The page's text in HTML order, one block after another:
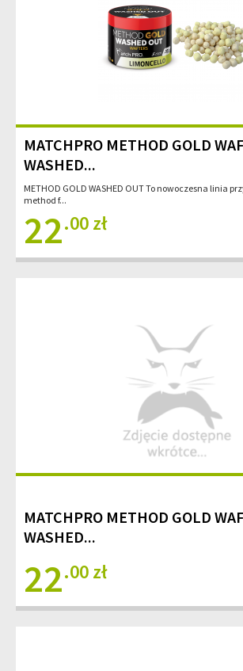
MATCHPRO METHOD GOLD
WASHED...
METHOD GOLD WASHED OUT To nowoczesna linia
method f...
22.00 zł
MATCHPRO METHOD GOLD
WASHED...
22.00 zł